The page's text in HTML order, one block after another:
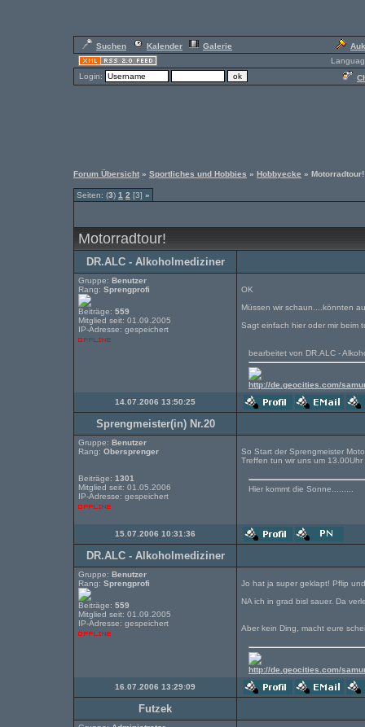
Suchen Kalender Galerie
Login:
Forum Übersicht » Sportliches und Hobbies » Hobbyecke » Motorradtour!
Seiten: (3) 1 2 [3] »
Motorradtour!
DR.ALC - Alkoholmediziner
Gruppe: Benutzer
Rang: Sprengprofi
Beiträge: 559
Mitglied seit: 01.09.2005
IP-Adresse: gespeichert
OK
Müssen wir schaun....könnten
Sagt einfach hier oder mir beim
bearbeitet von DR.ALC -
http://de.geocities.com/
14.07.2006 13:50:25
Sprengmeister(in) Nr.20
Gruppe: Benutzer
Rang: Obersprenger
Beiträge: 1301
Mitglied seit: 01.05.2006
IP-Adresse: gespeichert
So Start der Sprengmeister
Treffen tun wir uns um
Hier kommt die Sonne.........
15.07.2006 10:31:36
DR.ALC - Alkoholmediziner
Gruppe: Benutzer
Rang: Sprengprofi
Beiträge: 559
Mitglied seit: 01.09.2005
IP-Adresse: gespeichert
Jo hat ja super geklapt! Pflip
NA ich in grad bisl sauer. Da
Aber kein Ding, macht eure
http://de.geocities.com/
16.07.2006 13:29:09
Futzek